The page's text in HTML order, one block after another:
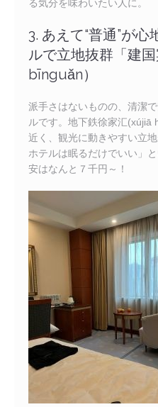
る気分を味わいたい人に。
3. あえて“普通”が
ルで立地抜群「建
bīnguǎn）
派手さはないものの、清潔
ルです。地下鉄徐家汇(xújiā
近く、観光に動きやすい立
ホテルは眠るだけでいい」
安はなんと７千円～！